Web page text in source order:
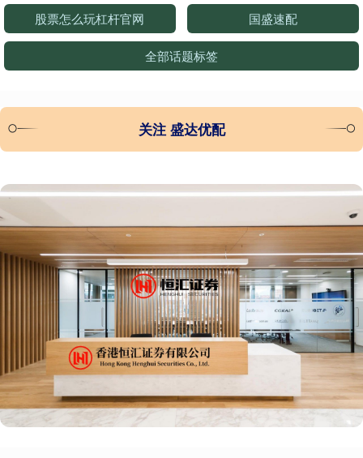
股票怎么玩杠杆官网 国盛速配
全部话题标签
关注 盛达优配